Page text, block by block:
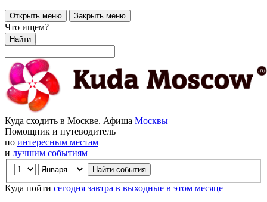
Открыть меню Закрыть меню
Что ищем?
Найти
Куда сходить в Москве. Афиша Москвы
Помощник и путеводитель
по интересным местам
и лучшим событиям
Куда пойти сегодня завтра в выходные в этом месяце